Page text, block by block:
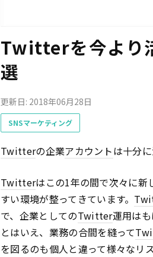
Twitterを今より
選
更新日: 2018年06月28日
SNSマーケティング
Twitterの企業アカウントは十分
Twitterはこの1年の間で次々に新
すい環境が整ってきています。
で、企業としてのTwitter運用はも
とはいえ、業務の合間を縫って
を図るのも個人と違って様々なリ